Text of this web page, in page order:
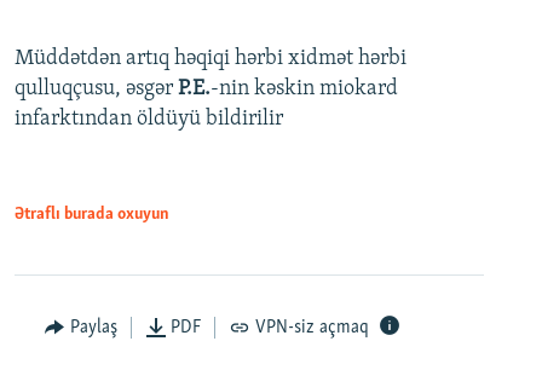
Müddətdən artıq həqiqi hərbi xidmət hərbi
qulluqçusu, əsgər P.E.-nin kəskin miokard
infarktından öldüyü bildirilir
Ətraflı burada oxuyun
Paylaş PDF VPN-siz açmaq